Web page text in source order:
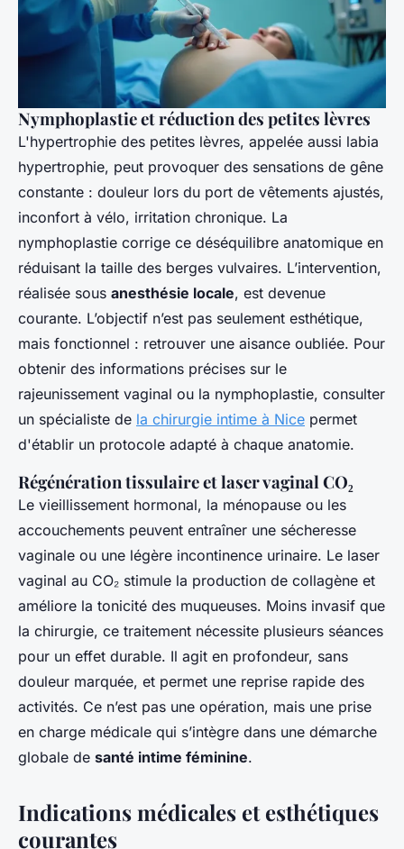
Nymphoplastie et réduction des petites lèvres
L'hypertrophie des petites lèvres, appelée aussi labia
hypertrophie, peut provoquer des sensations de gêne
constante : douleur lors du port de vêtements ajustés,
inconfort à vélo, irritation chronique. La
nymphoplastie corrige ce déséquilibre anatomique en
réduisant la taille des berges vulvaires. L’intervention,
réalisée sous anesthésie locale, est devenue
courante. L’objectif n’est pas seulement esthétique,
mais fonctionnel : retrouver une aisance oubliée. Pour
obtenir des informations précises sur le
rajeunissement vaginal ou la nymphoplastie, consulter
un spécialiste de la chirurgie intime à Nice permet
d'établir un protocole adapté à chaque anatomie.
Régénération tissulaire et laser vaginal CO₂
Le vieillissement hormonal, la ménopause ou les
accouchements peuvent entraîner une sécheresse
vaginale ou une légère incontinence urinaire. Le laser
vaginal au CO₂ stimule la production de collagène et
améliore la tonicité des muqueuses. Moins invasif que
la chirurgie, ce traitement nécessite plusieurs séances
pour un effet durable. Il agit en profondeur, sans
douleur marquée, et permet une reprise rapide des
activités. Ce n’est pas une opération, mais une prise
en charge médicale qui s’intègre dans une démarche
globale de santé intime féminine.
Indications médicales et esthétiques
courantes